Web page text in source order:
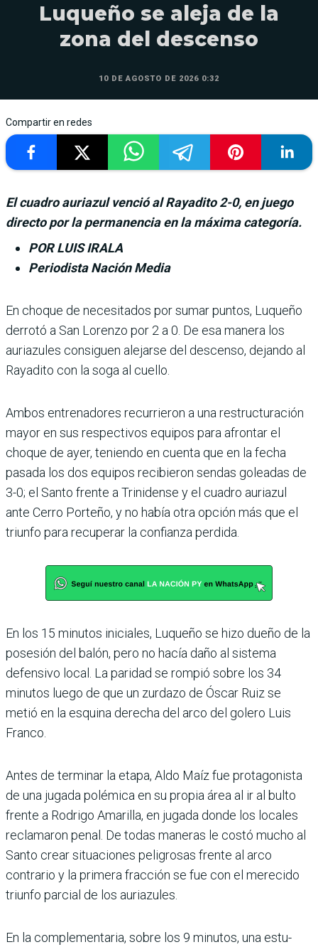
Luqueño se aleja de la
zona del descenso
10 DE AGOSTO DE 2026 0:32
Compartir en redes
El cuadro auriazul venció al Rayadito 2-0, en juego
directo por la permanencia en la máxima categoría.
POR LUIS IRALA
Periodista Nación Media
En choque de necesitados por sumar puntos, Luqueño
derrotó a San Lorenzo por 2 a 0. De esa manera los
auriazules consiguen ale­jarse del descenso, dejando al
Rayadito con la soga al cuello.
Ambos entrenadores recu­rrieron a una restructura­ción
mayor en sus respecti­vos equipos para afrontar el
choque de ayer, teniendo en cuenta que en la fecha
pasada los dos equipos reci­bieron sendas goleadas de
3-0; el Santo frente a Trini­dense y el cuadro auriazul
ante Cerro Porteño, y no había otra opción más que el
triunfo para recuperar la confianza perdida.
En los 15 minutos iniciales, Luqueño se hizo dueño de la
posesión del balón, pero no hacía daño al sistema
defensivo local. La paridad se rompió sobre los 34
minu­tos luego de que un zurdazo de Óscar Ruiz se
metió en la esquina derecha del arco del golero Luis
Franco.
Antes de terminar la etapa, Aldo Maíz fue protagonista
de una jugada polémica en su propia área al ir al bulto
frente a Rodrigo Amarilla, en jugada donde los locales
reclamaron penal. De todas maneras le costó mucho al
Santo crear situaciones peli­grosas frente al arco
contra­rio y la primera fracción se fue con el merecido
triunfo parcial de los auriazules.
En la complementaria, sobre los 9 minutos, una estu­